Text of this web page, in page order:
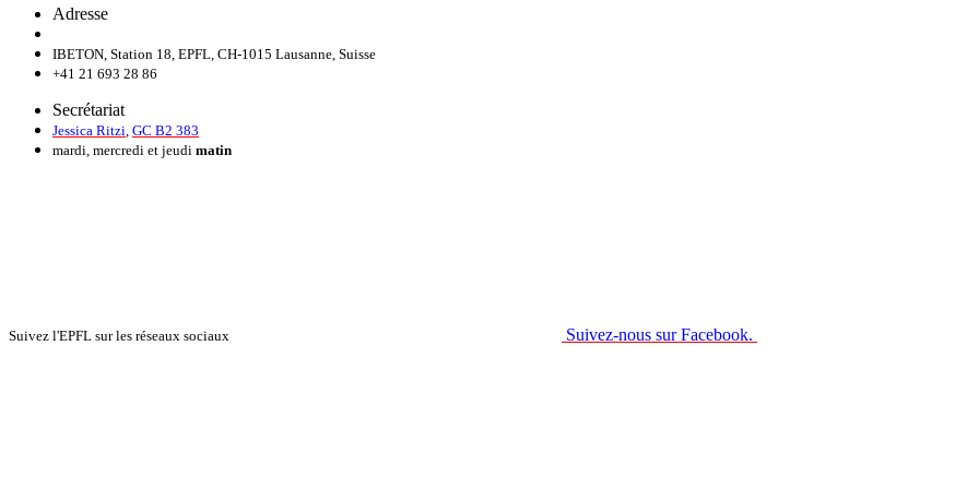
Adresse
IBETON, Station 18, EPFL, CH-1015 Lausanne, Suisse
+41 21 693 28 86
Secrétariat
Jessica Ritzi GC B2 383
mardi, mercredi et jeudi matin
Suivez l'EPFL sur les réseaux sociaux Suivez-nous sur Facebook.